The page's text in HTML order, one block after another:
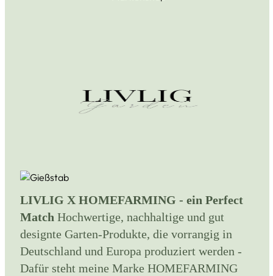
LIVLIG X HOMEFARMING - ein Perfect
Match Hochwertige, nachhaltige und gut
designte Garten-Produkte, die vorrangig in
Deutschland und Europa produziert werden -
Dafür steht meine Marke HOMEFARMING